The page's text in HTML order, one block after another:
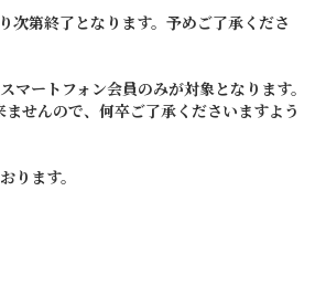
次第終了となります。予めご了承くださ
マートフォン会員のみが対象となります。
せんので、何卒ご了承くださいますよう
ります。